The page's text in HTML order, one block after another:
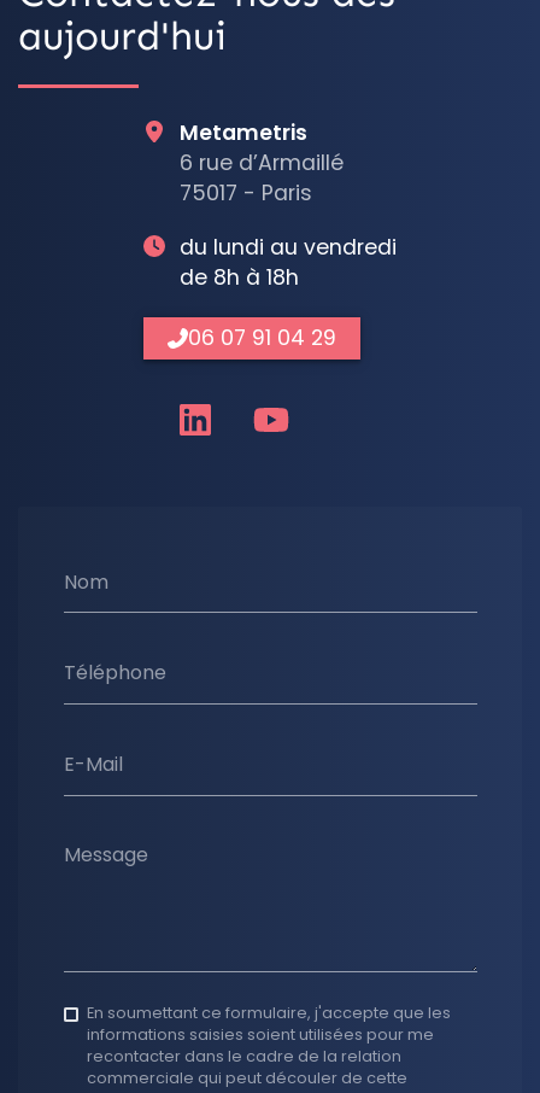
aujourd'hui
Nom
Téléphone
E-Mail
Message
En soumettant ce formulaire, j'accepte que les
informations saisies soient utilisées pour me
recontacter dans le cadre de la relation
commerciale qui peut découler de cette
Metametris
6 rue d’Armaillé
75017 - Paris
du lundi au vendredi
de 8h à 18h
06 07 91 04 29